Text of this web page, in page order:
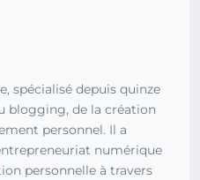
spécialisé depuis quinze
blogging, de la création
personnel. Il a
numérique
personnelle à travers